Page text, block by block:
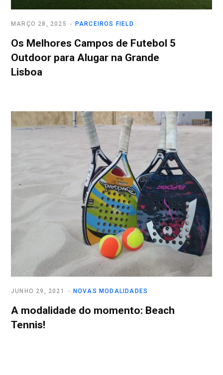
PARCEIROS FIELD
MARÇO 28, 2025
Os Melhores Campos de Futebol 5
Outdoor para Alugar na Grande
Lisboa
NOVAS MODALIDADES
JUNHO 29, 2021
A modalidade do momento: Beach
Tennis!